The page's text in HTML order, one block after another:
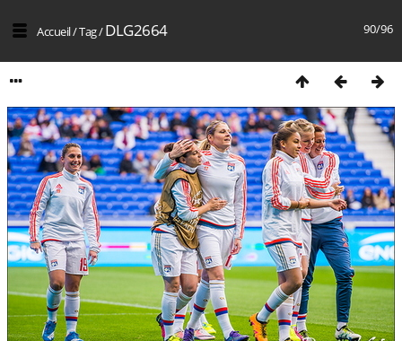
90/96
Accueil/Tag/DLG2664